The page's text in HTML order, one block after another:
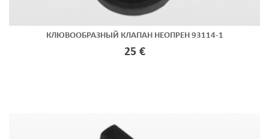
КЛЮВООБРАЗНЫЙ КЛАПАН НЕОПРЕН 93114-1
25 €